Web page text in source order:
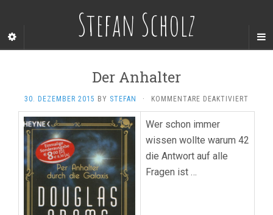
Stefan Scholz
Der Anhalter
30. DEZEMBER 2015 BY STEFAN · KOMMENTARE DEAKTIVIERT
DER
Wer schon immer
wissen wollte warum 42
die Antwort auf alle
Fragen ist …